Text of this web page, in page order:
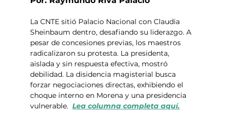
La CNTE sitió Palacio Nacional con Claudia
Sheinbaum dentro, desafiando su liderazgo. A
pesar de concesiones previas, los maestros
radicalizaron su protesta. La presidenta,
aislada y sin respuesta efectiva, mostró
debilidad. La disidencia magisterial busca
forzar negociaciones directas, exhibiendo el
choque interno en Morena y una presidencia
vulnerable. Lea columna completa aquí.